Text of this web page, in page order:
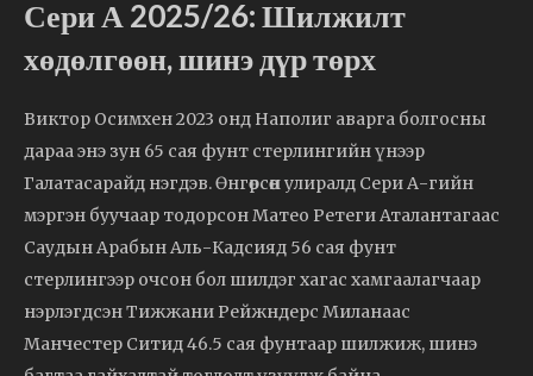
Сери А 2025/26: Шилжилт
хөдөлгөөн, шинэ дүр төрх
Виктор Осимхен 2023 онд Наполиг аварга болгосны
дараа энэ зун 65 сая фунт стерлингийн үнээр
Галатасарайд нэгдэв. Өнгөрсөн улиралд Сери А-гийн
мэргэн буучаар тодорсон Матео Ретеги Аталантагаас
Саудын Арабын Аль-Кадсияд 56 сая фунт
стерлингээр очсон бол шилдэг хагас хамгаалагчаар
нэрлэгдсэн Тижжани Рейжндерс Миланаас
Манчестер Ситид 46.5 сая фунтаар шилжиж, шинэ